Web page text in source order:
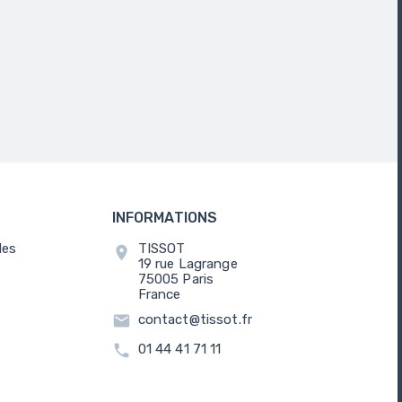
INFORMATIONS
location_on
TISSOT
19 rue Lagrange
75005 Paris
France
email contact@tissot.fr
call 01 44 41 71 11